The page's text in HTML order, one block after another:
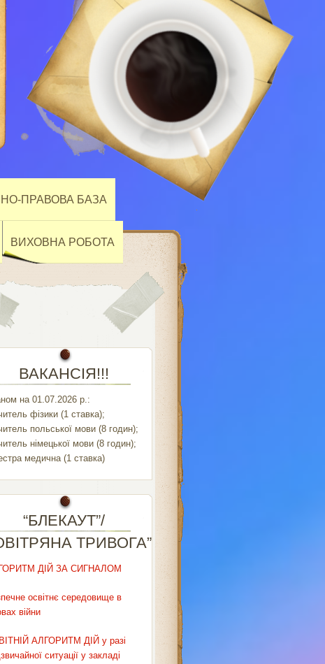
ПРАВОВА БАЗА
ВИХОВНА РОБОТА
ВАКАНСІЯ!!!
на 01.07.2026 р.:
фізики (1 ставка);
польської мови (8 годин);
німецької мови (8 годин);
медична (1 ставка)
“БЛЕКАУТ”/
ТРИВОГА”
ДІЙ ЗА СИГНАЛОМ
освітнє середовище в
війни
АЛГОРИТМ ДІЙ у разі
ситуації у закладі